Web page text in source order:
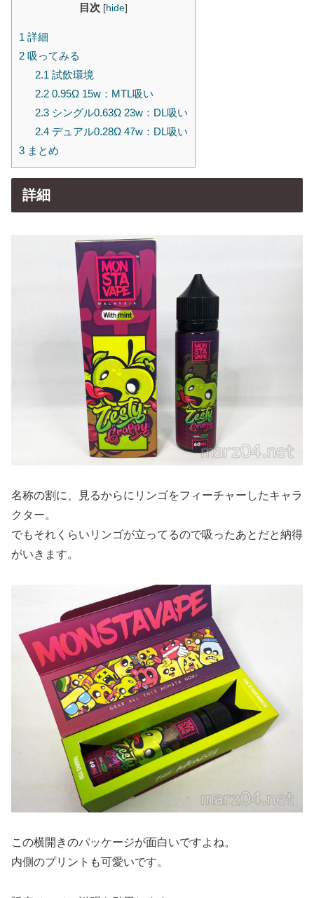
目次 [hide]
1 詳細
2 吸ってみる
2.1 試飲環境
2.20.95Ω 15w：MTL吸い
2.3シングル0.63Ω 23w：DL吸い
2.4デュアル0.28Ω 47w：DL吸い
3 まとめ
詳細
名称の割に、見るからにリンゴをフィーチャーしたキャラ
クター。
でもそれくらいリンゴが立ってるので吸ったあとだと納得
がいきます。
この横開きのパッケージが面白いですよね。
内側のプリントも可愛いです。